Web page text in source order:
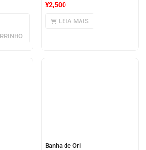
¥2,500
LEIA MAIS
Banha de Ori